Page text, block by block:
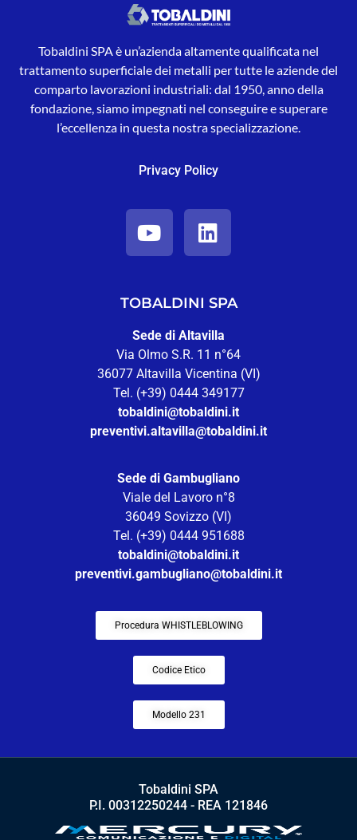
Tobaldini SPA è un’azienda altamente qualificata nel
trattamento superficiale dei metalli per tutte le aziende del
comparto lavorazioni industriali: dal 1950, anno della
fondazione, siamo impegnati nel conseguire e superare
l’eccellenza in questa nostra specializzazione.
Privacy Policy
TOBALDINI SPA
Sede di Altavilla
Via Olmo S.R. 11 n°64
36077 Altavilla Vicentina (VI)
Tel. (+39) 0444 349177
tobaldini@tobaldini.it
preventivi.altavilla@tobaldini.it
Sede di Gambugliano
Viale del Lavoro n°8
36049 Sovizzo (VI)
Tel. (+39) 0444 951688
tobaldini@tobaldini.it
preventivi.gambugliano@tobaldini.it
Procedura WHISTLEBLOWING
Codice Etico
Modello 231
Tobaldini SPA
P.I. 00312250244 - REA 121846